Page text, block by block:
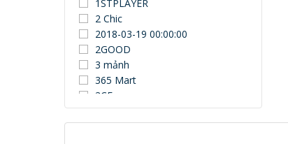
1STPLAYER
2 Chic
2018-03-19 00:00:00
2GOOD
3 mảnh
365 Mart
3CE
3Dconnexion
3DUN